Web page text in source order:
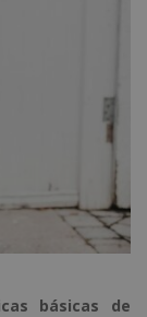
básicas de